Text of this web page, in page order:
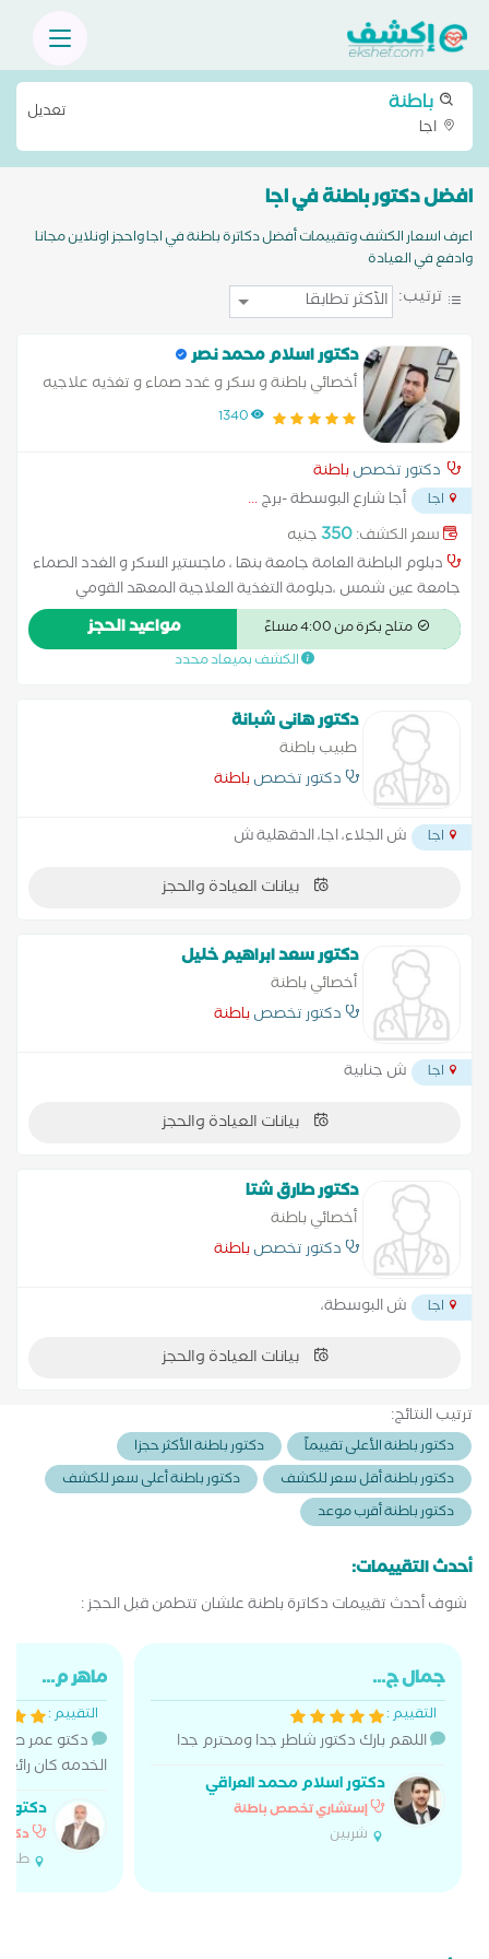
باطنة
اجا
تعديل
افضل دكتور باطنة في اجا
اعرف اسعار الكشف وتقييمات أفضل دكاترة باطنة في اجا واحجز اونلاين مجانا
وادفع في العيادة
ترتيب:
دكتور اسلام محمد نصر
أخصائي باطنة و سكر و غدد صماء و تغذيه علاجيه
1340
دكتور تخصصباطنة
اجا أجا شارع البوسطة -برج...
سعر الكشف:350 جنيه
دبلوم الباطنة العامة جامعة بنها ، ماجستير السكر و الغدد الصماء
جامعة عين شمس ،دبلومة التغذية العلاجية المعهد القومي
للتغذية . مستشفيات جامعة عين شمس، القصر العيني
الفرنساوي،مستشفى أجا النموذجي،مستشفى المطرية التعليمي
متاح بكرة من 4:00 مساءً مواعيد الحجز
الكشف بميعاد محدد
دكتور هانى شبانة
طبيب باطنة
دكتور تخصصباطنة
اجا ش الجلاء، اجا، الدقهلية ش
بيانات العيادة والحجز
دكتور سعد ابراهيم خليل
أخصائي باطنة
دكتور تخصصباطنة
اجا ش جنابية
بيانات العيادة والحجز
دكتور طارق شتا
أخصائي باطنة
دكتور تخصصباطنة
اجا ش البوسطة،
بيانات العيادة والحجز
ترتيب النتائج:
دكتور باطنة الأعلى تقييماً
دكتور باطنة الأكثر حجزا
دكتور باطنة أقل سعر للكشف
دكتور باطنة أعلى سعر للكشف
دكتور باطنة أقرب موعد
أحدث التقييمات:
شوف أحدث تقييمات دكاترة باطنة علشان تتطمن قبل الحجز :
جمال ج...
التقييم :
اللهم بارك دكتور شاطر جدا ومحترم جدا
دكتور اسلام محمد العراقي
إستشاري تخصص باطنة
شربين
ماهر م...
التقييم :
دكتو عمر
الخدمه كان
دكتور
طلخا